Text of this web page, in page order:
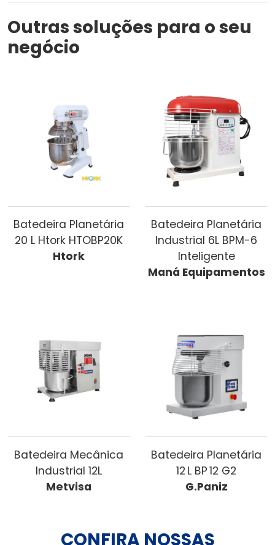
Outras soluções para o seu
negócio
Batedeira Planetária
20 L Htork HTOBP20K
Htork
Batedeira Planetária
Industrial 6L BPM-6
Inteligente
Maná Equipamentos
Batedeira Mecânica
Industrial 12L
Metvisa
Batedeira Planetária
12 L BP 12 G2
G.Paniz
CONFIRA NOSSAS